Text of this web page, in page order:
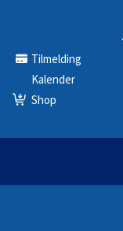
Tilmelding
Kalender
Shop